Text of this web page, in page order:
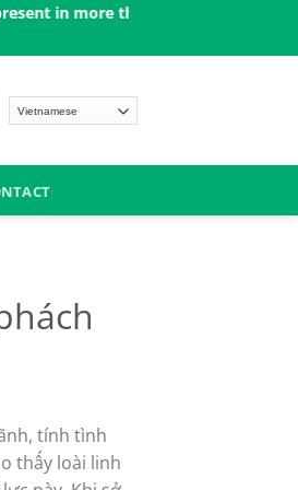
more than 200 countries in the US,
tính tình
thấy loài linh